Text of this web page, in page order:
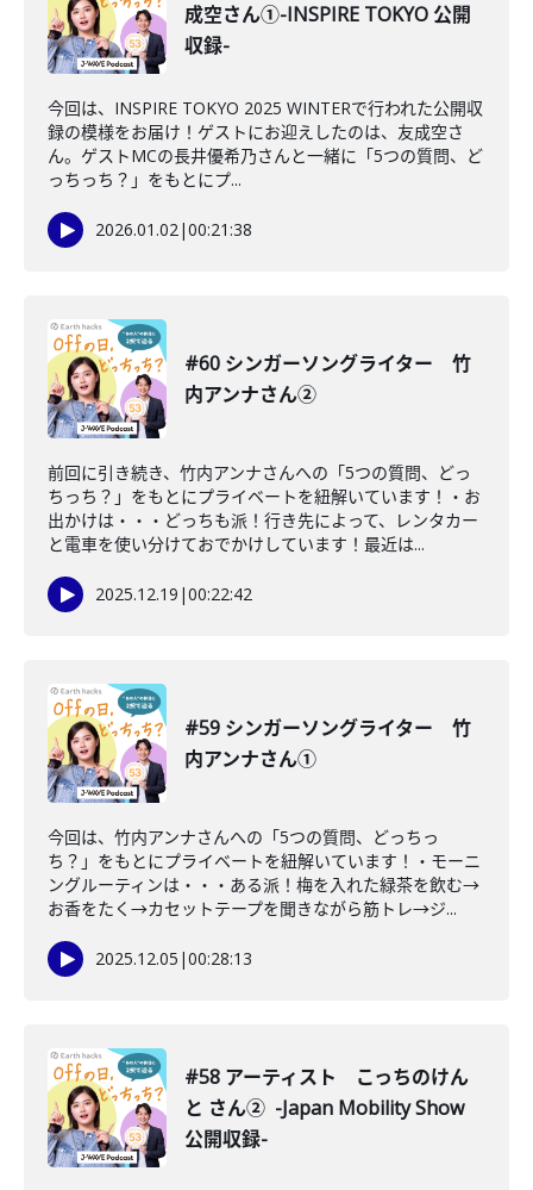
成空さん①-INSPIRE TOKYO 公開
収録-
今回は、INSPIRE TOKYO 2025 WINTERで行われた公開収
録の模様をお届け！ゲストにお迎えしたのは、友成空さ
ん。ゲストMCの長井優希乃さんと一緒に「5つの質問、ど
っちっち？」をもとにプ...
2026.01.02|00:21:38
#60 シンガーソングライター 竹
内アンナさん②
前回に引き続き、竹内アンナさんへの「5つの質問、どっ
ちっち？」をもとにプライベートを紐解いています！・お
出かけは・・・どっちも派！行き先によって、レンタカー
と電車を使い分けておでかけしています！最近は...
2025.12.19 |00:22:42
#59 シンガーソングライター 竹
内アンナさん①
今回は、竹内アンナさんへの「5つの質問、どっちっ
ち？」をもとにプライベートを紐解いています！・モーニ
ングルーティンは・・・ある派！梅を入れた緑茶を飲む→
お香をたく→カセットテープを聞きながら筋トレ→ジ...
2025.12.05 |00:28:13
#58 アーティスト こっちのけん
と さん② -Japan Mobility Show
公開収録-